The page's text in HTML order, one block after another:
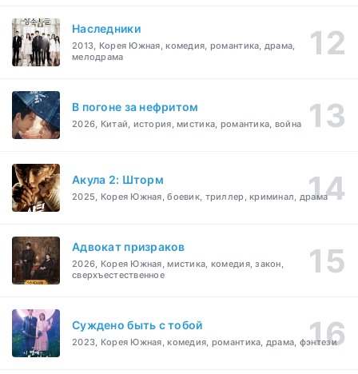
Наследники
2013, Корея Южная, комедия, романтика, драма,
мелодрама
В погоне за нефритом
2026, Китай, история, мистика, романтика, война
Акула 2: Шторм
2025, Корея Южная, боевик, триллер, криминал, драма
Адвокат призраков
2026, Корея Южная, мистика, комедия, закон,
сверхъестественное
Суждено быть с тобой
2023, Корея Южная, комедия, романтика, драма, фэнтези